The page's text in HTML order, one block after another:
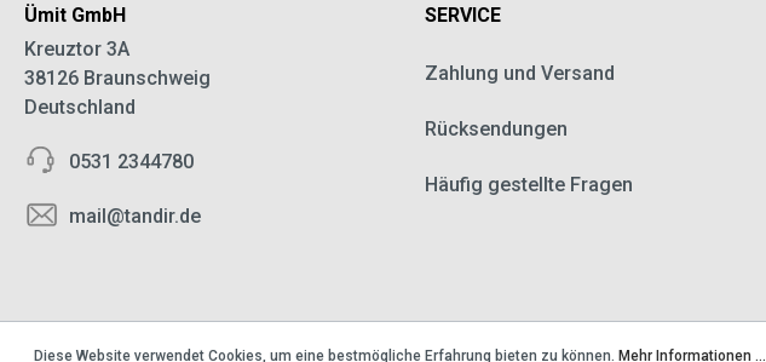
Ümit GmbH
Kreuztor 3A
38126 Braunschweig
Deutschland
0531 2344780
mail@tandir.de
SERVICE
Zahlung und Versand
Rücksendungen
Häufig gestellte Fragen
Diese Website verwendet Cookies, um eine bestmögliche Erfahrung bieten zu können. Mehr Informationen ...